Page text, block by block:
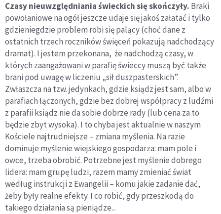
Czasy nieuwzględniania świeckich się skończyły. Braki
powołaniowe na ogół jeszcze udaje się jakoś załatać i tylko
gdzieniegdzie problem robi się palący (choć dane z
ostatnich trzech roczników święceń pokazują nadchodzący
dramat). I jestem przekonana, że nadchodzą czasy, w
których zaangażowani w parafię świeccy muszą być także
brani pod uwagę w liczeniu „sił duszpasterskich”.
Zwłaszcza na tzw. jedynkach, gdzie ksiądz jest sam, albo w
parafiach łączonych, gdzie bez dobrej współpracy z ludźmi
z parafii ksiądz nie da sobie dobrze rady (lub cena za to
będzie zbyt wysoka). I to chyba jest aktualnie w naszym
Kościele najtrudniejsze – zmiana myślenia. Na razie
dominuje myślenie wiejskiego gospodarza: mam pole i
owce, trzeba obrobić. Potrzebne jest myślenie dobrego
lidera: mam grupę ludzi, razem mamy zmieniać świat
według instrukcji z Ewangelii – komu jakie zadanie dać,
żeby były realne efekty. I co robić, gdy przeszkodą do
takiego działania są pieniądze...